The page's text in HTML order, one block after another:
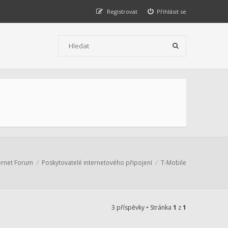
Přihlásit se
Registrovat
Forum Poskytovatelé internetového připojení T-Mobile
3 příspěvky • Stránka 1 z1